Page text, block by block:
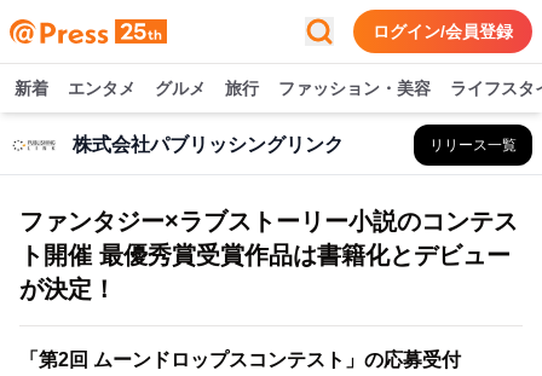
ログイン/会員登録
新着 エンタメ グルメ 旅行 ファッション・美容 ライフスタ
株式会社パブリッシングリンク リリース一覧
ファンタジー×ラブストーリー小説のコンテス
ト開催 最優秀賞受賞作品は書籍化とデビュー
が決定！
「第2回 ムーンドロップスコンテスト」の応募受付